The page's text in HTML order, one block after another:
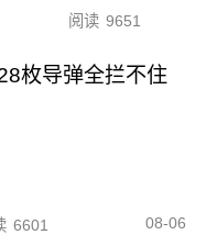
阅读 9651
枚导弹全拦不住
6601 08-06